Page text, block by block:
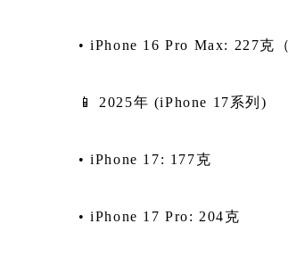
• iPhone 16 Pro Max: 227克
📱 2025年 (iPhone 17系列)
• iPhone 17: 177克
• iPhone 17 Pro: 204克